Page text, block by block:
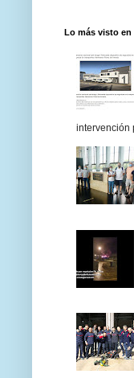
Lo más visto en
intervención